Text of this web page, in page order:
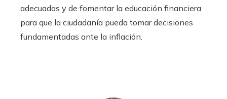
adecuadas y de fomentar la educación financiera
para que la ciudadanía pueda tomar decisiones
fundamentadas ante la inflación.